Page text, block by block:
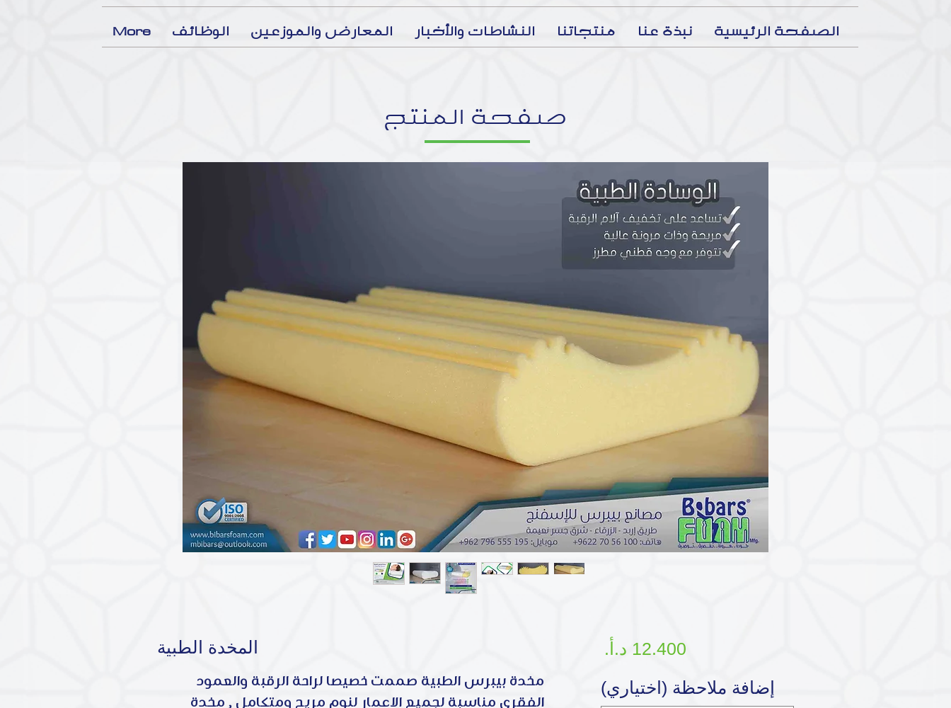
الصفحة الرئيسية نبذة عنا منتجاتنا النشاطات والأخبار المعارض والموزعين الوظائف More
صفحة المنتج
المخدة الطبية
مخدة بيبرس الطبية صممت خصيصا لراحة الرقبة والعمود
الفقري مناسبة لجميع الاعمار لنوم مريح ومتكامل , مخدة
إضافة ملاحظة (اختياري)